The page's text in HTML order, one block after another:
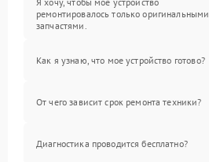
ремонтировалось только оригинальными
запчастями.
Как я узнаю, что мое устройство готово?
От чего зависит срок ремонта техники?
Диагностика проводится бесплатно?